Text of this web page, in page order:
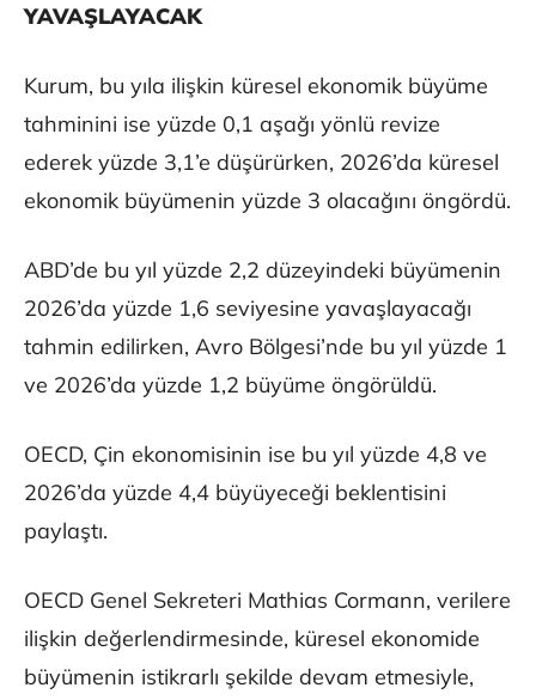
YAVAŞLAYACAK
Kurum, bu yıla ilişkin küresel ekonomik büyüme
tahminini ise yüzde 0,1 aşağı yönlü revize
ederek yüzde 3,1’e düşürürken, 2026’da küresel
ekonomik büyümenin yüzde 3 olacağını öngördü.
ABD’de bu yıl yüzde 2,2 düzeyindeki büyümenin
2026’da yüzde 1,6 seviyesine yavaşlayacağı
tahmin edilirken, Avro Bölgesi’nde bu yıl yüzde 1
ve 2026’da yüzde 1,2 büyüme öngörüldü.
OECD, Çin ekonomisinin ise bu yıl yüzde 4,8 ve
2026’da yüzde 4,4 büyüyeceği beklentisini
paylaştı.
OECD Genel Sekreteri Mathias Cormann, verilere
ilişkin değerlendirmesinde, küresel ekonomide
büyümenin istikrarlı şekilde devam etmesiyle,